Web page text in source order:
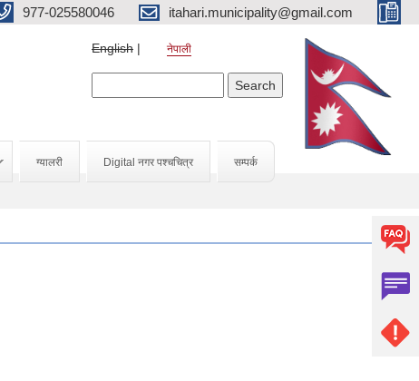
977-025580046 itahari.municipality@gmail.com
English नेपाली
ग्यालरी Digital नगर पश्चचित्र सम्पर्क